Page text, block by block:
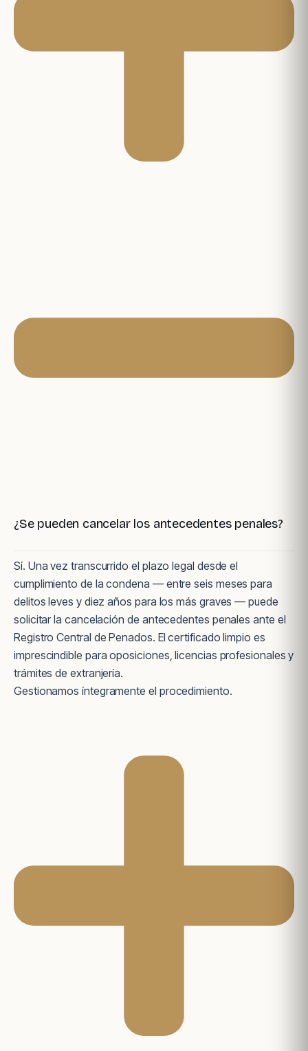
¿Se pueden cancelar los antecedentes penales?
Sí. Una vez transcurrido el plazo legal desde el
cumplimiento de la condena — entre seis meses para
delitos leves y diez años para los más graves — puede
solicitar la cancelación de antecedentes penales ante el
Registro Central de Penados. El certificado limpio es
imprescindible para oposiciones, licencias profesionales y
trámites de extranjería.
Gestionamos íntegramente el procedimiento.